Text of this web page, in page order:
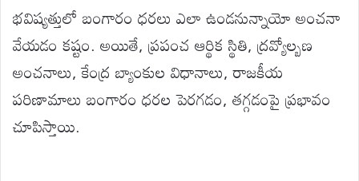
భవిష్యత్తులో బంగారం ధరలు ఎలా ఉండనున్నాయో అంచనా
వేయడం కష్టం. అయితే, ప్రపంచ ఆర్థిక స్థితి, ద్రవ్యోల్బణ
అంచనాలు, కేంద్ర బ్యాంకుల విధానాలు, రాజకీయ
పరిణామాలు బంగారం ధరల పెరగడం, తగ్గడంపై ప్రభావం
చూపిస్తాయి.